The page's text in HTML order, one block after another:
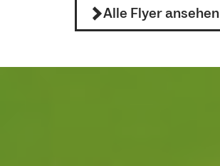
Alle Flyer ansehen